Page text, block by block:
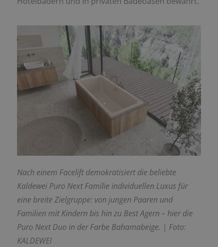
Nach einem Facelift demokratisiert die beliebte
Kaldewei Puro Next Familie individuellen Luxus für
eine breite Zielgruppe: von jungen Paaren und
Familien mit Kindern bis hin zu Best Agern – hier die
Puro Next Duo in der Farbe Bahamabeige. | Foto:
KALDEWEI